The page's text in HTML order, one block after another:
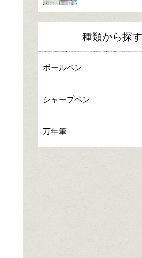
種類から探す
ボールペン
シャープペン
万年筆